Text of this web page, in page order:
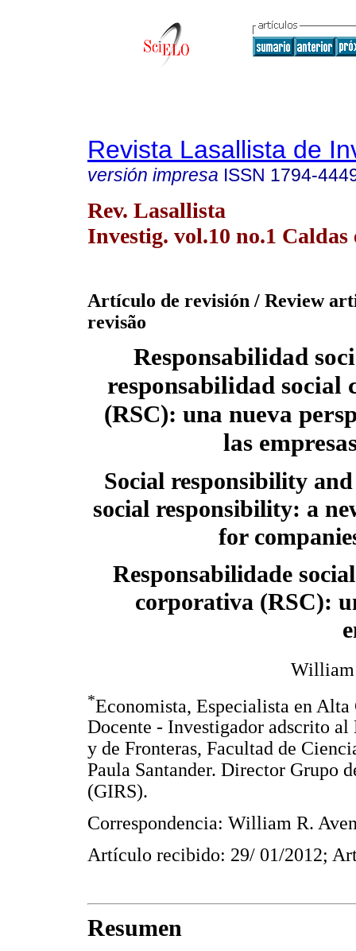
Revista Lasallista de
versión impresa ISSN 1794-
Rev. Lasallista
Investig. vol.10 no.1 Caldas
Artículo de revisión / Review
revisão
Responsabilidad
responsabilidad social
(RSC): una nueva
las
Social responsibility
social responsibility: a
for
Responsabilidade
corporativa (RSC):
William
*Economista, Especialista en
Docente - Investigador adscrito
y de Fronteras, Facultad de
Paula Santander. Director Grupo
(GIRS).
Correspondencia: William R.
Artículo recibido: 29/ 01/2012;
Resumen